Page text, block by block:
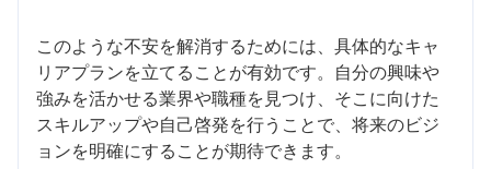
このような不安を解消するためには、具体的なキャ
リアプランを立てることが有効です。自分の興味や
強みを活かせる業界や職種を見つけ、そこに向けた
スキルアップや自己啓発を行うことで、将来のビジ
ョンを明確にすることが期待できます。